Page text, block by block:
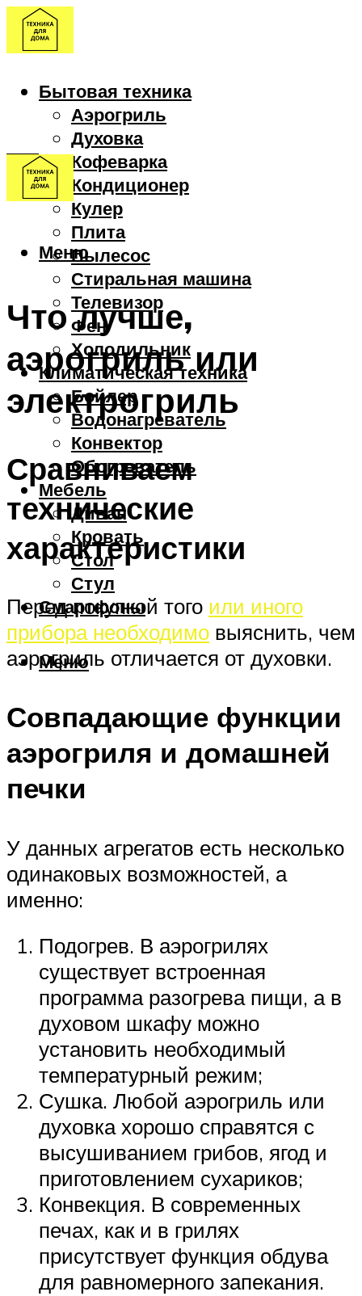
Бытовая техника
Аэрогриль
Духовка
Кофеварка
Кондиционер
Кулер
Плита
Пылесос
Стиральная машина
Телевизор
Фен
Холодильник
Климатическая техника
Бойлер
Водонагреватель
Конвектор
Обогреватель
Мебель
Диван
Кровать
Стол
Стул
Смартфоны
Меню
Меню
Что лучше,
аэрогриль или
электрогриль
Сравниваем
технические
характеристики
Перед покупкой того или иного
прибора необходимо выяснить, чем
аэрогриль отличается от духовки.
Совпадающие функции
аэрогриля и домашней
печки
У данных агрегатов есть несколько
одинаковых возможностей, а
именно:
Подогрев. В аэрогрилях
существует встроенная
программа разогрева пищи, а в
духовом шкафу можно
установить необходимый
температурный режим;
Сушка. Любой аэрогриль или
духовка хорошо справятся с
высушиванием грибов, ягод и
приготовлением сухариков;
Конвекция. В современных
печах, как и в грилях
присутствует функция обдува
для равномерного запекания.